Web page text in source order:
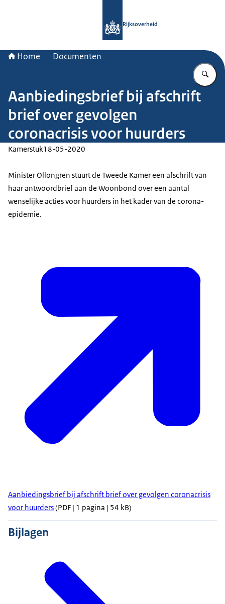
Rijksoverheid
Home Documenten
Aanbiedingsbrief bij afschrift
brief over gevolgen
coronacrisis voor huurders
Kamerstuk18-05-2020
Minister Ollongren stuurt de Tweede Kamer een afschrift van
haar antwoordbrief aan de Woonbond over een aantal
wenselijke acties voor huurders in het kader van de corona-
epidemie.
Aanbiedingsbrief bij afschrift brief over gevolgen coronacrisis
voor huurders(PDF | 1 pagina | 54 kB)
Bijlagen